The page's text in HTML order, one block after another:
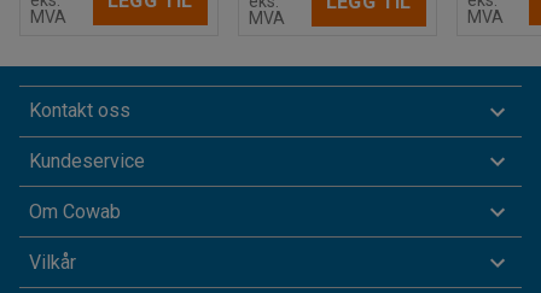
MVA
MVA
MVA
Kontakt oss
Kundeservice
Om Cowab
Vilkår